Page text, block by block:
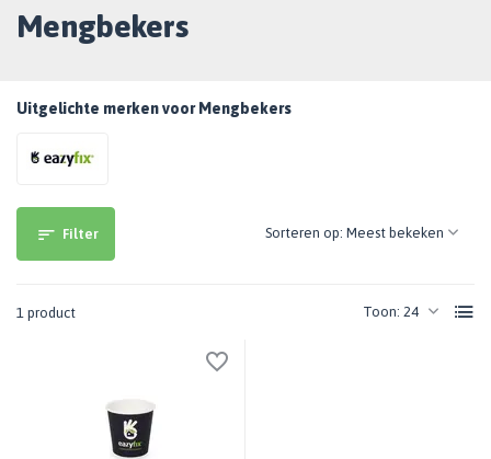
Mengbekers
Uitgelichte merken voor Mengbekers
Filter
1 product Toon:
Sorteren op: